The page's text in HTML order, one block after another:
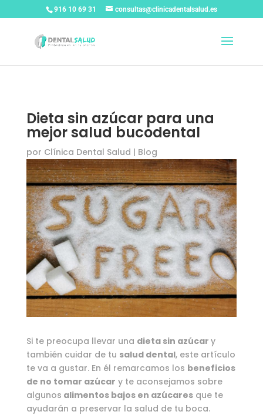
916 10 69 31 consultas@clinicadentalsalud.es
Dieta sin azúcar para una
mejor salud bucodental
por Clínica Dental Salud | Blog
Si te preocupa llevar una dieta sin azúcar y
también cuidar de tu salud dental, este artículo
te va a gustar. En él remarcamos los beneficios
de no tomar azúcar y te aconsejamos sobre
algunos alimentos bajos en azúcaresque te
ayudarán a preservar la salud de tu boca.